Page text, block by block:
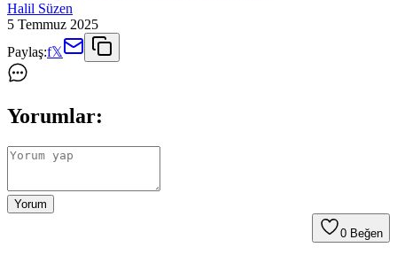
Halil Süzen
5 Temmuz 2025
Paylaş:f𝕏
Yorumlar:
Yorum
0 Beğen